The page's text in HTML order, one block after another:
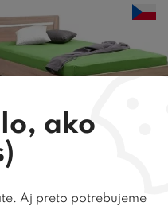
jednolôžko KARLO
ako
Aj preto potrebujeme